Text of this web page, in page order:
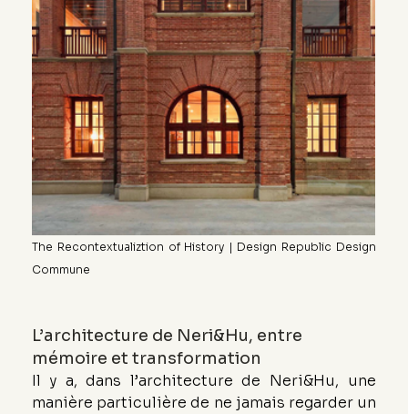
The Recontextualiztion of History | Design Republic Design
Commune
L’architecture de Neri&Hu, entre
mémoire et transformation
Il y a, dans l’architecture de Neri&Hu, une
manière particulière de ne jamais regarder un